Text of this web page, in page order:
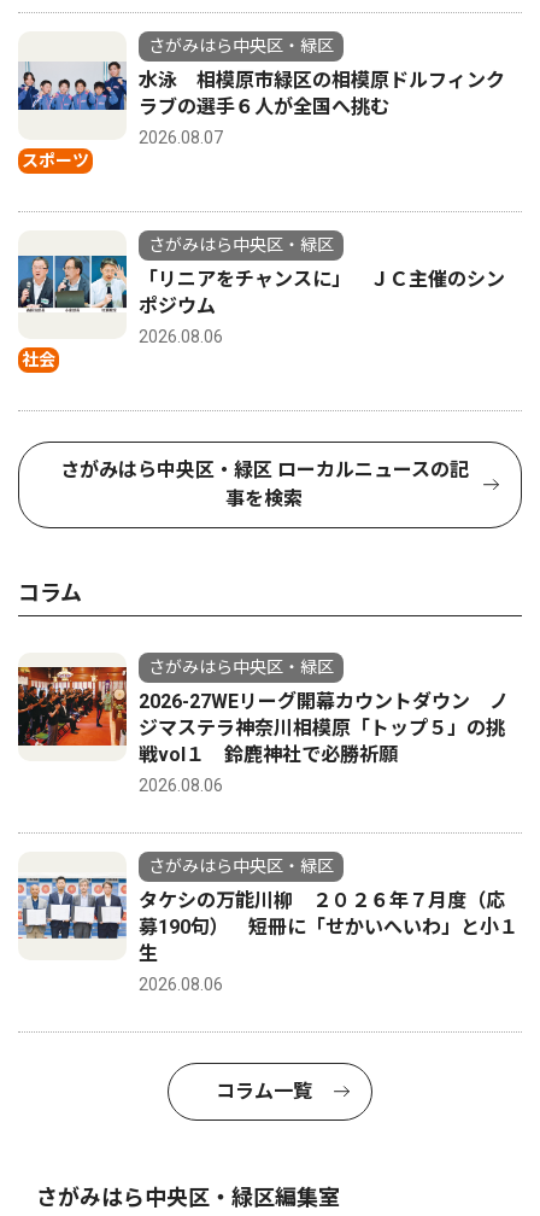
スポーツ
さがみはら中央区・緑区
水泳 相模原市緑区の相模原ドルフィンク
ラブの選手６人が全国へ挑む
2026.08.07
社会
さがみはら中央区・緑区
「リニアをチャンスに」 ＪＣ主催のシン
ポジウム
2026.08.06
さがみはら中央区・緑区 ローカルニュースの記
事を検索
コラム
さがみはら中央区・緑区
2026-27WEリーグ開幕カウントダウン ノ
ジマステラ神奈川相模原「トップ５」の挑
戦vol１ 鈴鹿神社で必勝祈願
2026.08.06
さがみはら中央区・緑区
タケシの万能川柳 ２０２６年７月度（応
募190句） 短冊に「せかいへいわ」と小１
生
2026.08.06
コラム一覧
さがみはら中央区・緑区編集室